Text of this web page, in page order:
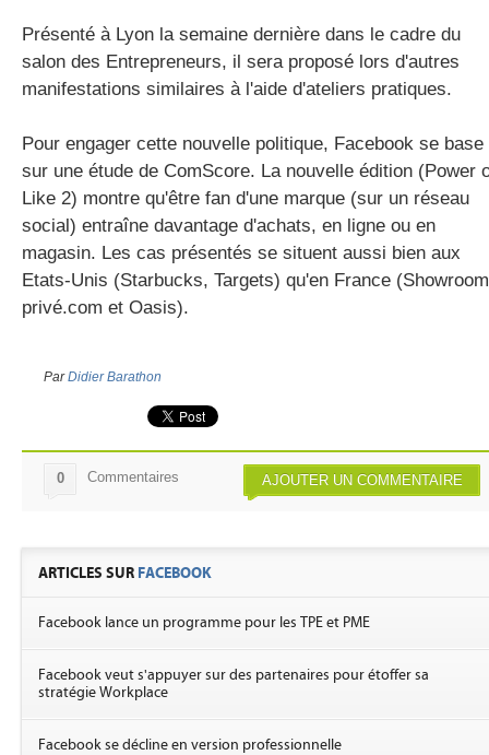
Présenté à Lyon la semaine dernière dans le cadre du
salon des Entrepreneurs, il sera proposé lors d'autres
manifestations similaires à l'aide d'ateliers pratiques.
Pour engager cette nouvelle politique, Facebook se base
sur une étude de ComScore. La nouvelle édition (Power
Like 2) montre qu'être fan d'une marque (sur un réseau
social) entraîne davantage d'achats, en ligne ou en
magasin. Les cas présentés se situent aussi bien aux
Etats-Unis (Starbucks, Targets) qu'en France (Showroom
privé.com et Oasis).
ParDidier Barathon
AJOUTER UN COMMENTAIRE
0 Commentaires
ARTICLES SUR FACEBOOK
Facebook lance un programme pour les TPE et PME
Facebook veut s'appuyer sur des partenaires pour étoffer sa
stratégie Workplace
Facebook se décline en version professionnelle